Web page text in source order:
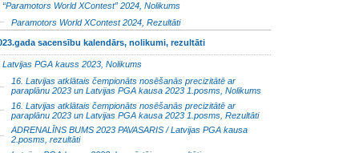
“Paramotors World XContest” 2024, Nolikums
Paramotors World XContest 2024, Rezultāti
sacensību kalendārs, nolikumi, rezultāti
Latvijas PGA kauss 2023, Nolikums
16. Latvijas atklātais čempionāts nosēšanās precizitātē ar
paraplānu 2023 un Latvijas PGA kausa 2023 1.posms, Nolikums
16. Latvijas atklātais čempionāts nosēšanās precizitātē ar
paraplānu 2023 un Latvijas PGA kausa 2023 1.posms, Rezultāti
ADRENALĪNS BUMS 2023 PAVASARIS / Latvijas PGA kausa
2.posms, rezultāti